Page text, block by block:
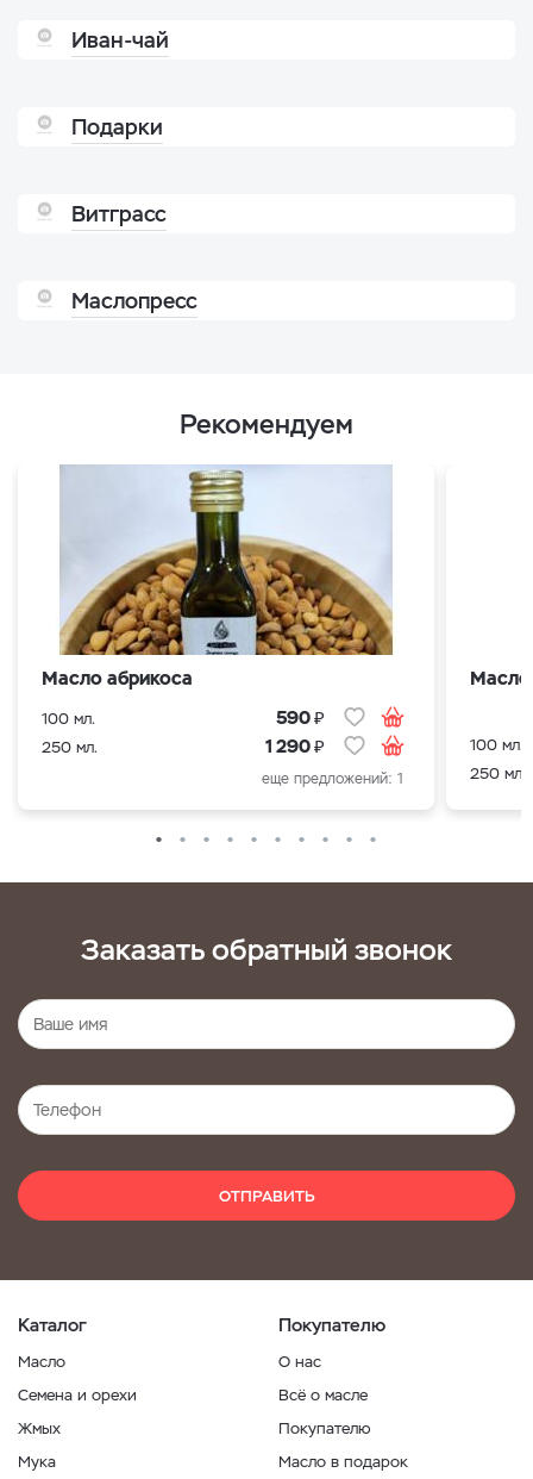
Иван-чай
Подарки
Витграсс
Маслопресс
Рекомендуем
Масло абрикоса
100 мл. 590₽
250 мл. 1 290₽
еще предложений: 1
Масло
100 мл.
250 мл.
Заказать обратный звонок
ОТПРАВИТЬ
Каталог
Масло
Семена и орехи
Жмых
Мука
Покупателю
О нас
Всё о масле
Покупателю
Масло в подарок